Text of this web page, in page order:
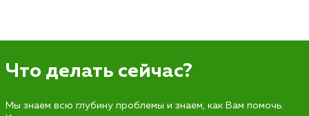
Что делать сейчас?
Мы знаем всю глубину проблемы и знаем, как Вам помочь.